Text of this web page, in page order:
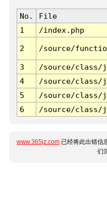
No. File
1
/index.php
2 /source/
3 /source/class/
4
/source/class/
5
/source/class/
6
/source/class/
www.365jz.com 已经将此出错信
们